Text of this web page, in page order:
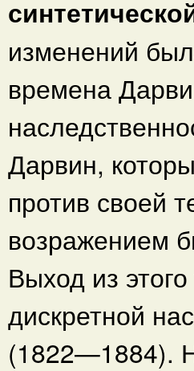
изменений
времена
Дарвин,
против своей
возражением
Выход из
дискретной
(1822—1884).